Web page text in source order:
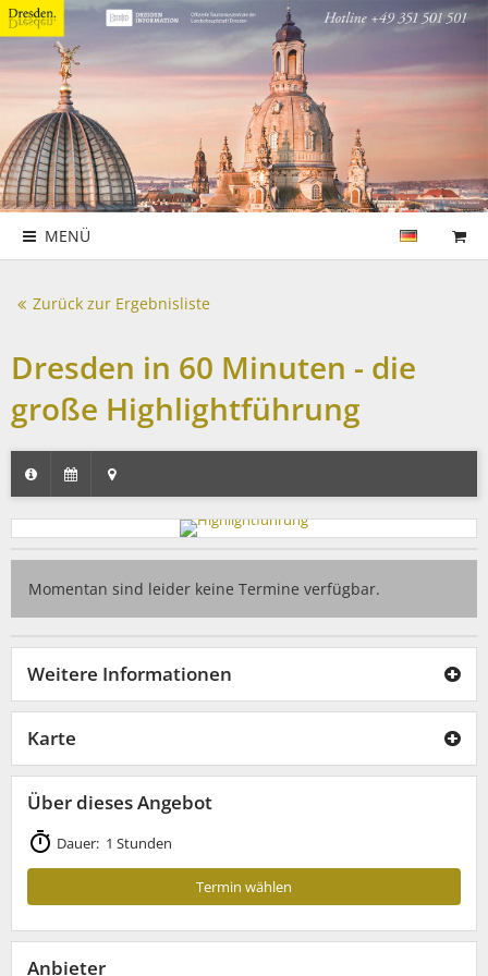
MENÜ
Zurück zur Ergebnisliste
Dresden in 60 Minuten - die
große Highlightführung
Momentan sind leider keine Termine verfügbar.
Weitere Informationen
Karte
Über dieses Angebot
Dauer: 1 Stunden
Termin wählen
Anbieter